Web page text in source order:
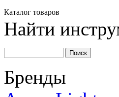
Каталог товаров
Найти
Бренды